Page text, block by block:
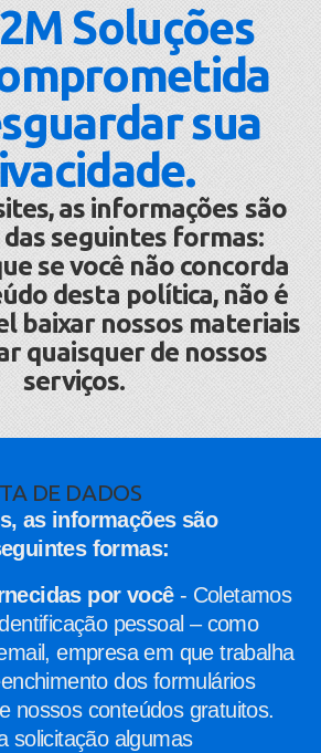
Soluções
sua
as informações são
seguintes formas:
se você não concorda
desta política, não é
baixar nossos materiais
quaisquer de nossos
serviços.
DE DADOS
as informações são
formas:
por você- Coletamos
pessoal – como
empresa em que trabalha
dos formulários
nossos conteúdos gratuitos.
solicitação algumas